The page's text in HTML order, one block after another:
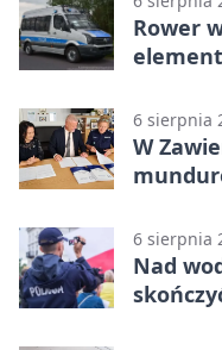
Rower
6 sierpnia
W
6 sierpnia
Nad